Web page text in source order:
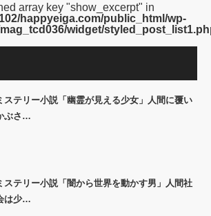
array key "show_excerpt" in
happyeiga.com/public_html/wp-
widget/
ステリー小説「幽霊が見える少女」人間に覆い
ぶさ…
ステリー小説「闇から世界を動かす男」人間社
は少…